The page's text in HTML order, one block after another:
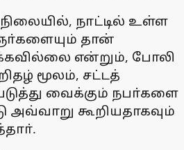
நாட்டில் உள்ள
தான்
என்றும், போலி
மூலம், சட்டத்
வைக்கும் நபா்களை
அவ்வாறு கூறியதாகவும்